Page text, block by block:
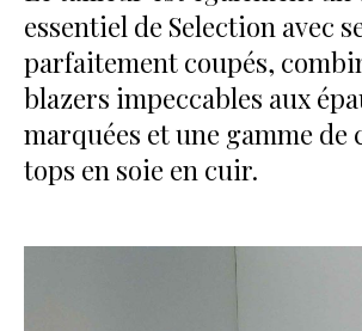
essentiel de Selection avec
parfaitement coupés,
blazers impeccables aux
marquées et une gamme de
tops en soie en cuir.